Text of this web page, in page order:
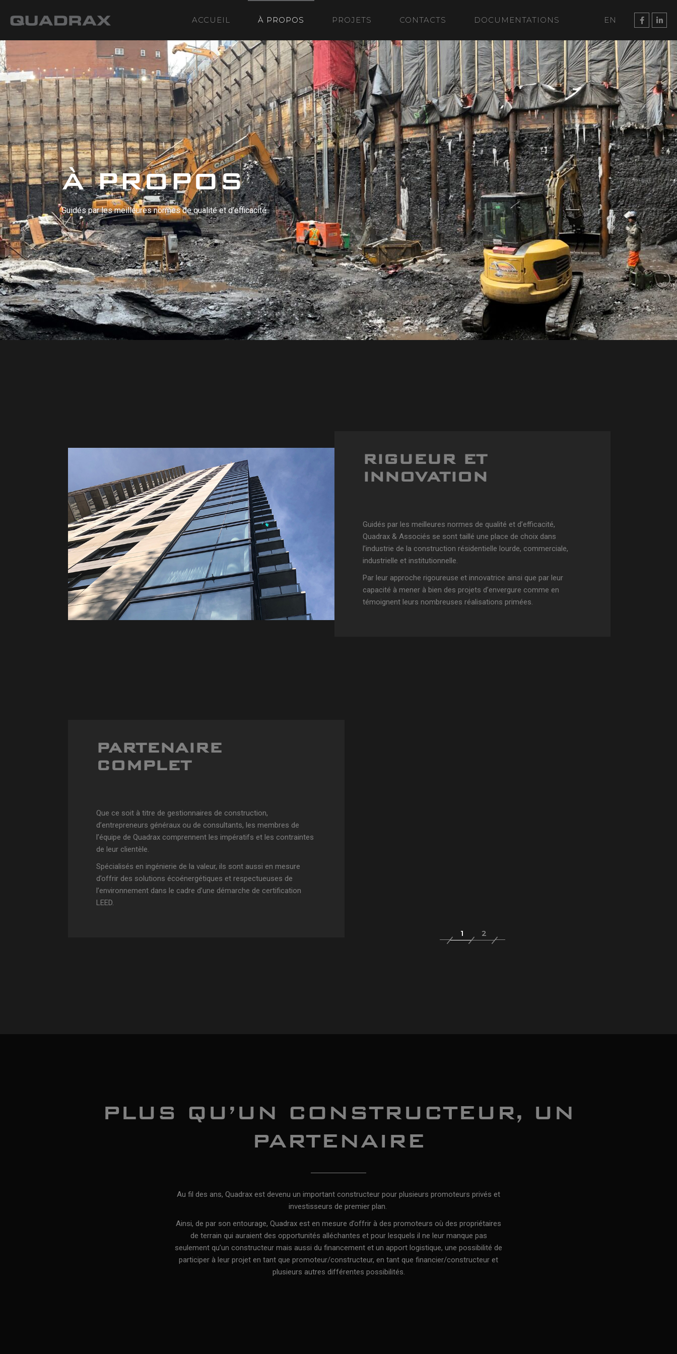
ACCUEIL À PROPOS PROJETS CONTACTS DOCUMENTATIONS EN
À PROPOS
Guidés par les meilleures normes de qualité et d’efficacité
RIGUEUR ET
INNOVATION
Guidés par les meilleures normes de qualité et d’efficacité,
Quadrax & Associés se sont taillé une place de choix dans
l’industrie de la construction résidentielle lourde, commerciale,
industrielle et institutionnelle.
Par leur approche rigoureuse et innovatrice ainsi que par leur
capacité à mener à bien des projets d’envergure comme en
témoignent leurs nombreuses réalisations primées.
PARTENAIRE
COMPLET
Que ce soit à titre de gestionnaires de construction,
d’entrepreneurs généraux ou de consultants, les membres de
l’équipe de Quadrax comprennent les impératifs et les contraintes
de leur clientèle.
Spécialisés en ingénierie de la valeur, ils sont aussi en mesure
d’offrir des solutions écoénergétiques et respectueuses de
l’environnement dans le cadre d’une démarche de certification
LEED.
PLUS QU’UN CONSTRUCTEUR, UN
PARTENAIRE
Au fil des ans, Quadrax est devenu un important constructeur pour plusieurs promoteurs privés et
investisseurs de premier plan.
Ainsi, de par son entourage, Quadrax est en mesure d’offrir à des promoteurs où des propriétaires
de terrain qui auraient des opportunités alléchantes et pour lesquels il ne leur manque pas
seulement qu’un constructeur mais aussi du financement et un apport logistique, une possibilité de
participer à leur projet en tant que promoteur/constructeur, en tant que financier/constructeur et
plusieurs autres différentes possibilités.